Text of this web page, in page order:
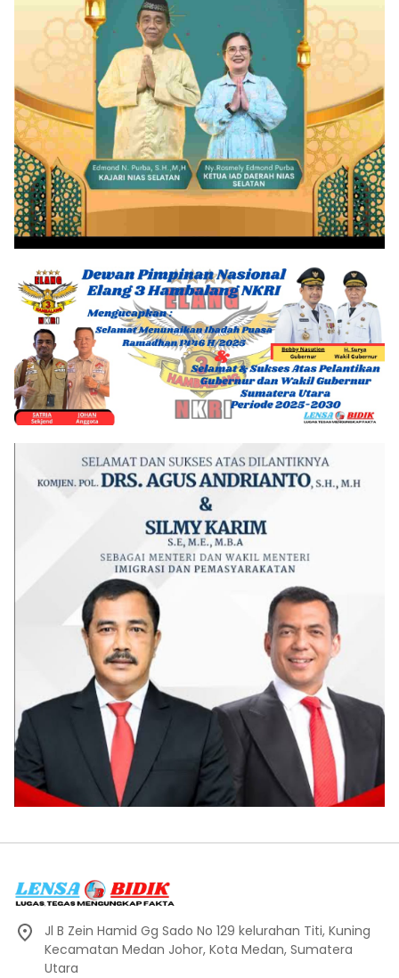
Jl B Zein Hamid Gg Sado No 129 kelurahan Titi, Kuning
Kecamatan Medan Johor, Kota Medan, Sumatera
Utara